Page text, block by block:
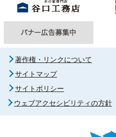
著作権・リンクについて
サイトマップ
サイトポリシー
ウェブアクセシビリティの方針